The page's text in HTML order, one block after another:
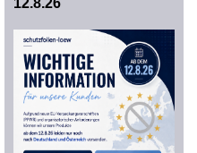
12.8.26